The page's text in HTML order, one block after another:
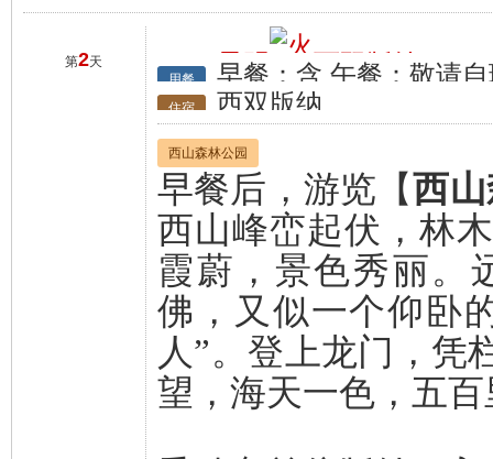
第2天 行程 昆明 西双版纳
用餐 早餐：含 午餐：敬请
住宿 西双版纳
西山森林公园
早餐后，游览【西
西山峰峦起伏，林
霞蔚，景色秀丽。
佛，又似一个仰卧
人”。登上龙门，凭
望，海天一色，五